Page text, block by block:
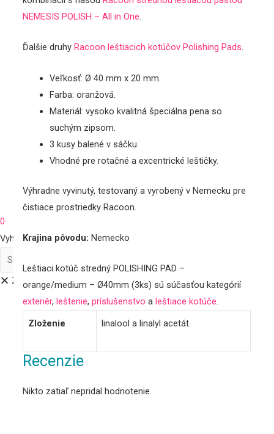
0
Vyhľadať
Zatvoriť
NEMESIS POLISH – All in One.
Ďalšie druhy Racoon leštiacich kotúčov Polishing Pads.
Veľkosť: Ø 40 mm x 20 mm.
Farba: oranžová.
Materiál: vysoko kvalitná špeciálna pena so
suchým zipsom.
3 kusy balené v sáčku.
Vhodné pre rotačné a excentrické leštičky.
Výhradne vyvinutý, testovaný a vyrobený v Nemecku pre
čistiace prostriedky Racoon.
Krajina pôvodu:Nemecko
Leštiaci kotúč stredný POLISHING PAD –
orange/medium – Ø40mm (3ks) sú súčasťou kategórií
exteriér,leštenie,príslušenstvo aleštiace kotúče.
Zloženie
linalool a linalyl acetát.
Recenzie
Nikto zatiaľ nepridal hodnotenie.